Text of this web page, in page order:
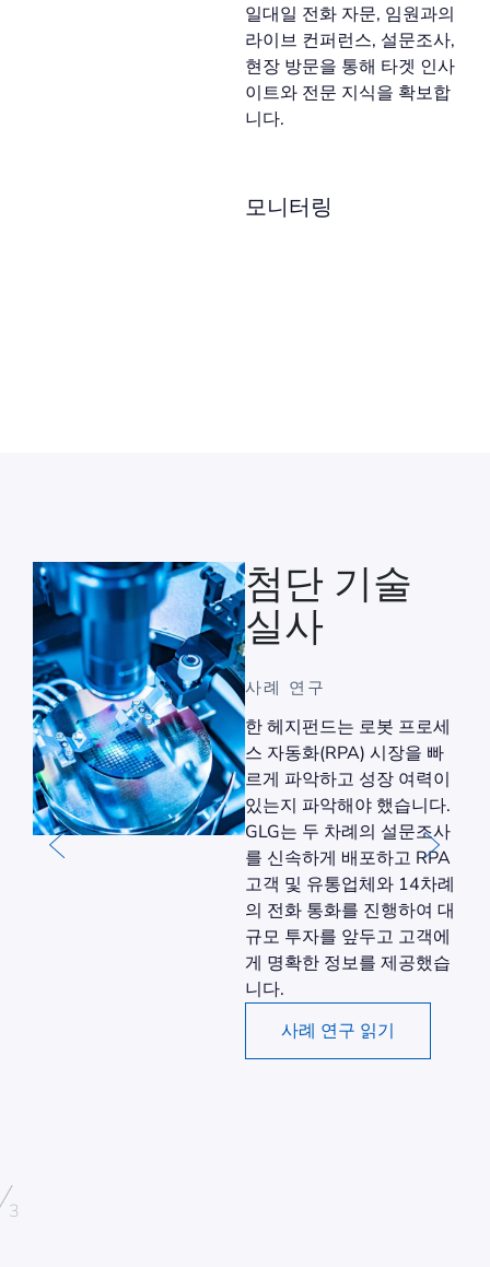
일대일 전화 자문, 임원과의
라이브 컨퍼런스, 설문조사,
현장 방문을 통해 타겟 인사
이트와 전문 지식을 확보합
니다.
모니터링
첨단 기술
실사
사례 연구
한 헤지펀드는 로봇 프로세
스 자동화(RPA) 시장을 빠
르게 파악하고 성장 여력이
있는지 파악해야 했습니다.
GLG는 두 차례의 설문조사
를 신속하게 배포하고 RPA
고객 및 유통업체와 14차례
의 전화 통화를 진행하여 대
규모 투자를 앞두고 고객에
게 명확한 정보를 제공했습
니다.
사례 연구 읽기
3